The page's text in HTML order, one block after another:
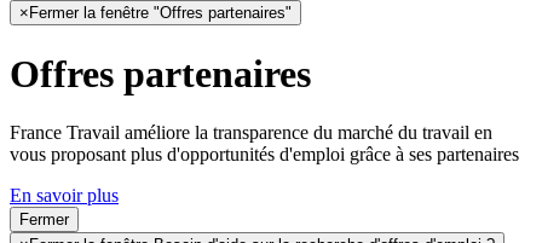
× Fermer la fenêtre "Offres partenaires"
Offres partenaires
France Travail améliore la transparence du marché du travail en
vous proposant plus d'opportunités d'emploi grâce à ses partenaires
En savoir plus
Fermer